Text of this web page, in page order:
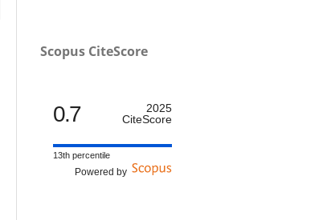
Scopus CiteScore
0.7
2025
CiteScore
13th percentile
Powered by